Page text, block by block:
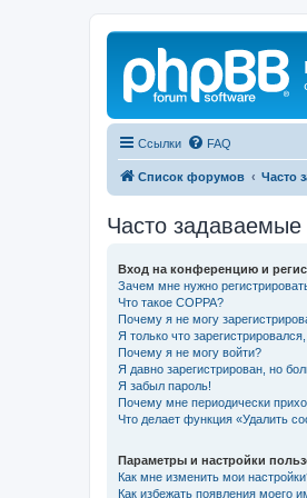
Ссылки FAQ
Список форумов Часто
Часто
Вход на конференцию и
Зачем мне нужно
Что такое COPPA?
Почему я не могу
Я только что
Почему я не могу войти?
Я давно зарегистрирован, но
Я забыл пароль!
Почему мне периодически
Что делает функция «Удалить
Параметры и настройки
Как мне изменить мои
Как избежать появления моего